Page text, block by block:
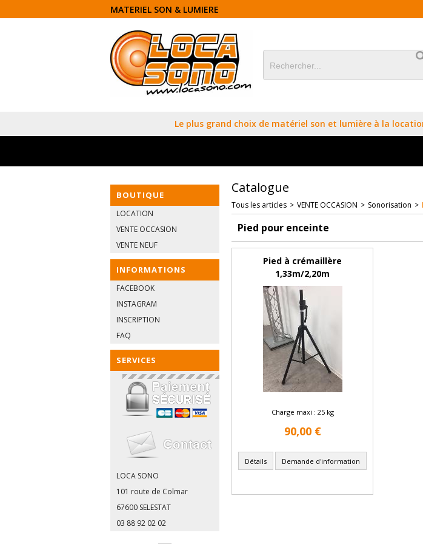
MATERIEL SON & LUMIERE
Le plus grand choix de matériel son et lumière à la
BOUTIQUE
LOCATION
VENTE OCCASION
VENTE NEUF
INFORMATIONS
FACEBOOK
INSTAGRAM
INSCRIPTION
FAQ
SERVICES
LOCA SONO
101 route de Colmar
67600 SELESTAT
03 88 92 02 02
Catalogue
Tous les articles > VENTE OCCASION > Sonorisation >
Pied pour enceinte
Pied à crémaillère
1,33m/2,20m
Charge maxi : 25 kg
90,00 €
Détails Demande d'information